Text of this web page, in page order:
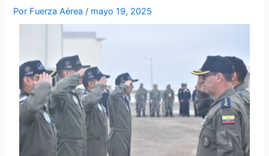
Por Fuerza Aérea/ mayo 19, 2025